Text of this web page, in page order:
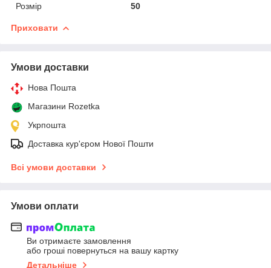
Розмір
50
Приховати
Умови доставки
Нова Пошта
Магазини Rozetka
Укрпошта
Доставка кур'єром Нової Пошти
Всі умови доставки
Умови оплати
Ви отримаєте замовлення
або гроші повернуться на вашу картку
Детальніше